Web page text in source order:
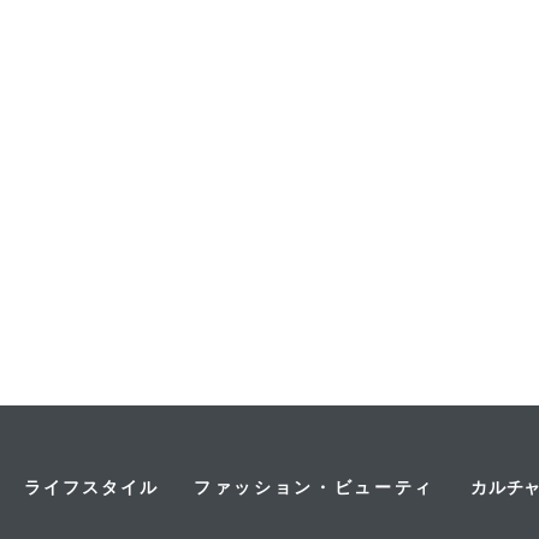
ライフスタイル ファッション・ビューティ カルチ